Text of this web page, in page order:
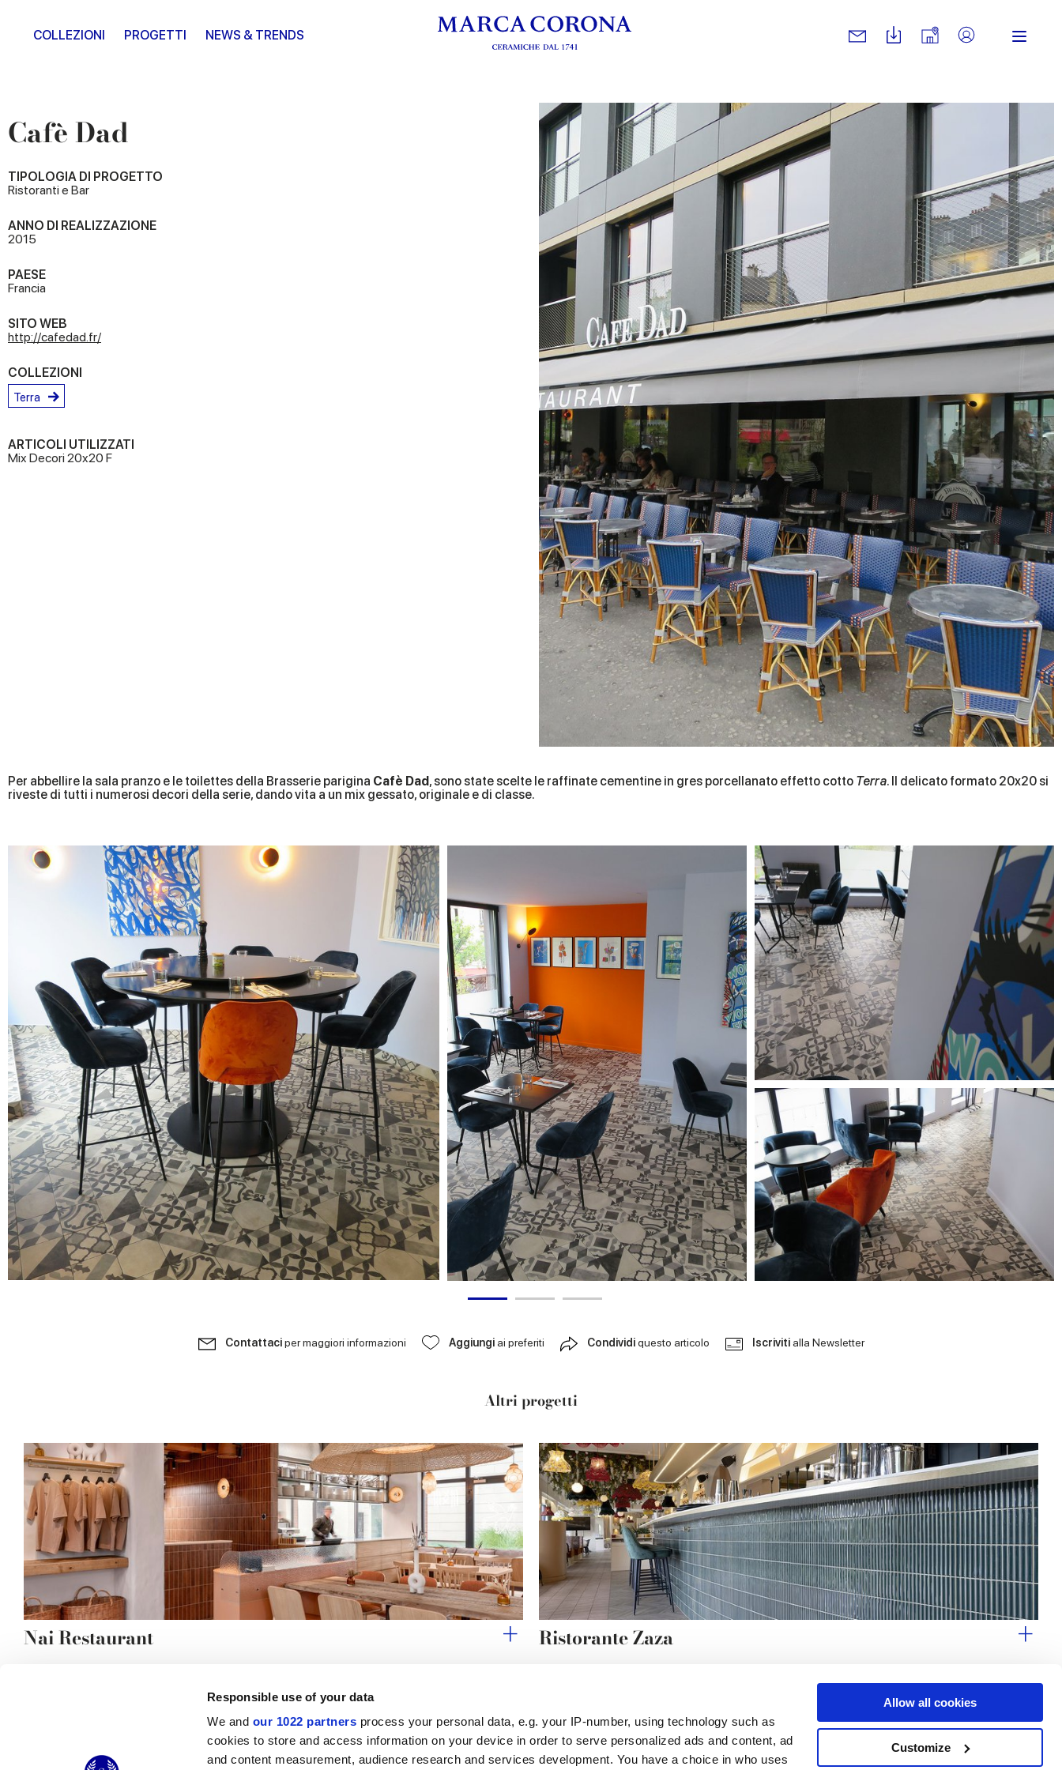
Responsible use of your data
We and our 1022 partners process your personal data, e.g. your IP-number, using technology such as
cookies to store and access information on your device in order to serve personalized ads and content, ad
and content measurement, audience research and services development. You have a choice in who uses
Allow all cookies
Customize
COLLEZIONI PROGETTI NEWS & TRENDS
Cafè Dad
TIPOLOGIA DI PROGETTO
Ristoranti e Bar
ANNO DI REALIZZAZIONE
2015
PAESE
Francia
SITO WEB
http://cafedad.fr/
COLLEZIONI
Terra
ARTICOLI UTILIZZATI
Mix Decori 20x20 F
Per abbellire la sala pranzo e le toilettes della Brasserie parigina Cafè Dad, sono state scelte le raffinate cementine in gres porcellanato effetto cotto Terra. Il delicato formato 20x20 si
riveste di tutti i numerosi decori della serie, dando vita a un mix gessato, originale e di classe.
Contattaciper maggiori informazioni Aggiungi ai preferiti Condividiquesto articolo Iscriviti alla Newsletter
Altri progetti
Nai Restaurant Ristorante Zaza
© 2026 CERAMICHE MARCA CORONA S.P.A.
Ceramiche Marca Corona
S.p.a. - P.IVA: IT00628160368
Link utili
My Marca Corona
Area legale
Condizioni di vendita